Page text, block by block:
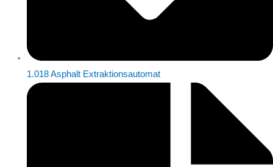
1.018 Asphalt Extraktionsautomat